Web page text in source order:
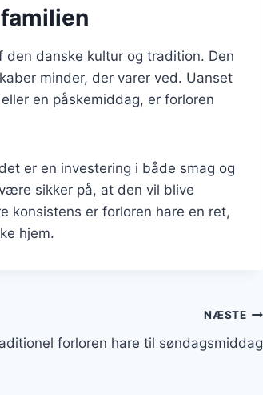
danske kultur og tradition. Den
minder, der varer ved. Uanset
en påskemiddag, er forloren
er en investering i både smag og
sikker på, at den vil blive
konsistens er forloren hare en ret,
hjem.
NÆSTE
forloren hare til søndagsmiddag